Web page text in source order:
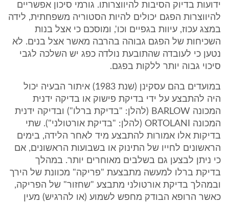
ידועות בדיוק הסיבות להיווצרותו. גורמי סיכון אפשריים
להיווצרות הפגם יכולים להיות הסטוריה משפחתית, לידה
במצג עכוז, עיוות בגפיים וכו', ומוסכם כי אצל בנות
השכיחות של הפגם גבוהה בהרבה מאשר אצל בנים. לא
נטען כי לעובדה שהתובעת נולדה כפג יש השלכה לגבי
סיכוי גבוה יותר ללקות בפגם.
במועדים בהם עסקינן (שנת 1983) איתור הבעיה יכול
היה להתבצע על ידי בדיקת פישוק או בדיקה ידנית
המכונה BARLOW (להלן: "בדיקת ברלו") ובדיקה ידנית
המכונה ORTOLANI (להלן: "בדיקת אורטולני"). שתי
בדיקות אלו אמורות להתבצע מיד לאחר הלידה, בימים
הראשונים לחייו של התינוק או בשבועות הראשונים, אם
כי ניתן לבצען גם בשלבים מאוחרים יותר. במהלך
בדיקת ברלו למעשה מתבצעת "פריקה" מכוונת של הירך
ובמהלך בדיקת אורטולני מתבצע "שחזור" של הפריקה,
כאשר הרופא הבודק מחפש לשמוע (או להרגיש) מעין